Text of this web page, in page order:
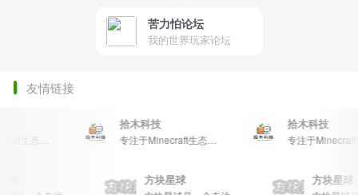
苦力怕论坛
我的世界玩家论坛
友情链接
专注于Minecraft生态建设
拾木科技
专注于Minecraft生态建设
拾木科技
方块星球 方块